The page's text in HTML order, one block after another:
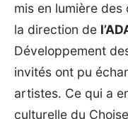
mis en lumière
la direction de
Développement
invités ont pu
artistes. Ce qui a
culturelle du